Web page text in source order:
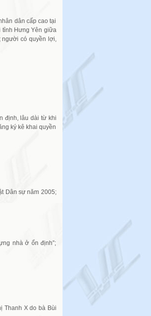
dân cấp cao tại
tỉnh Hưng Yên giữa
người có quyền lợi,
định, lâu dài từ khi
ký kê khai quyền
Dân sự năm 2005;
nhà ở ổn định”;
Thanh X do bà Bùi